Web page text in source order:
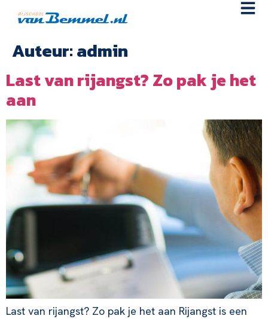
Auteur:admin
Last van rijangst? Zo pak je het
aan
Last van rijangst? Zo pak je het aan Rijangst is een